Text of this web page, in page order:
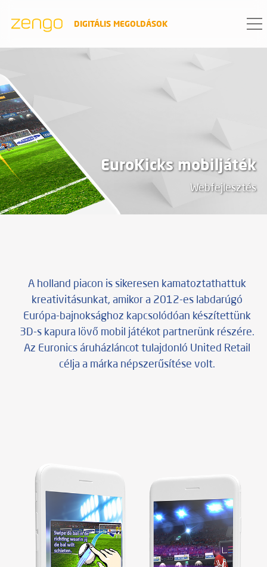
DIGITÁLIS MEGOLDÁSOK
EuroKicks mobiljáték
Webfejlesztés
A holland piacon is sikeresen kamatoztathattuk
kreativitásunkat, amikor a 2012-es labdarúgó
Európa-bajnoksághoz kapcsolódóan készítettünk
3D-s kapura lövő mobil játékot partnerünk részére.
Az Euronics áruházláncot tulajdonló United Retail
célja a márka népszerűsítése volt.
PROJEKT ADATOK
2012
ügyfél
A United Retail holland vállalkozó
szervezet, több műszaki üzletlánc
tulajdonosa.
feladat
alkalmazásfejlesztés, webfejlesztés
megjelenés
PlayStore és AppStore áruházak, internet